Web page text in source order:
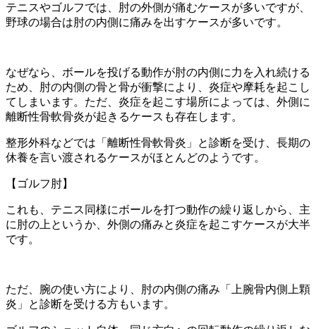
テニスやゴルフでは、肘の外側が痛むケースが多いですが、
野球の場合は肘の内側に痛みを出すケースが多いです。
なぜなら、ボールを投げる動作が肘の内側に力を入れ続ける
ため、肘の内側の骨と骨が衝撃により、炎症や摩耗を起こし
てしまいます。ただ、炎症を起こす場所によっては、外側に
離断性骨軟骨炎が起きるケースも存在します。
整形外科などでは「離断性骨軟骨炎」と診断を受け、長期の
休養を言い渡されるケースがほとんどのようです。
【ゴルフ肘】
これも、テニス同様にボールを打つ動作の繰り返しから、主
に肘の上というか、外側の痛みと炎症を起こすケースが大半
です。
ただ、腕の使い方により、肘の内側の痛み「上腕骨内側上顆
炎」と診断を受ける方もいます。